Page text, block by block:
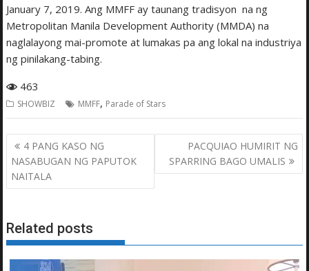
January 7, 2019. Ang MMFF ay taunang tradisyon na ng
Metropolitan Manila Development Authority (MMDA) na
naglalayong mai-promote at lumakas pa ang lokal na industriya
ng pinilakang-tabing.
463
SHOWBIZ MMFF, Parade of Stars
Post
navigation
4 PANG KASO NG
NASABUGAN NG PAPUTOK
NAITALA
PACQUIAO HUMIRIT NG
SPARRING BAGO UMALIS
Related posts